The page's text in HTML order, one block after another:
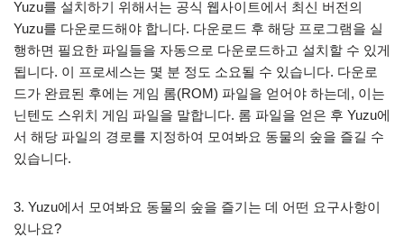
Yuzu를 설치하기 위해서는 공식 웹사이트에서 최신 버전의
Yuzu를 다운로드해야 합니다. 다운로드 후 해당 프로그램을 실
행하면 필요한 파일들을 자동으로 다운로드하고 설치할 수 있게
됩니다. 이 프로세스는 몇 분 정도 소요될 수 있습니다. 다운로
드가 완료된 후에는 게임 롬(ROM) 파일을 얻어야 하는데, 이는
닌텐도 스위치 게임 파일을 말합니다. 롬 파일을 얻은 후 Yuzu에
서 해당 파일의 경로를 지정하여 모여봐요 동물의 숲을 즐길 수
있습니다.
3. Yuzu에서 모여봐요 동물의 숲을 즐기는 데 어떤 요구사항이
있나요?